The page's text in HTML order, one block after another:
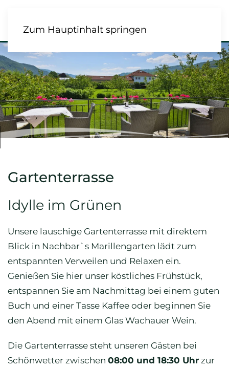
Zum Hauptinhalt springen
Gartenterrasse
Idylle im Grünen
Unsere lauschige Gartenterrasse mit direktem
Blick in Nachbar`s Marillengarten lädt zum
entspannten Verweilen und Relaxen ein.
Genießen Sie hier unser köstliches Frühstück,
entspannen Sie am Nachmittag bei einem guten
Buch und einer Tasse Kaffee oder beginnen Sie
den Abend mit einem Glas Wachauer Wein.
Die Gartenterrasse steht unseren Gästen bei
Schönwetter zwischen 08:00 und 18:30 Uhr zur